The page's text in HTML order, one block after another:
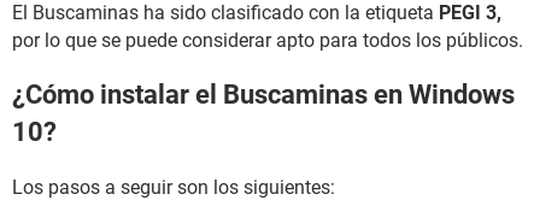
El Buscaminas ha sido clasificado con la etiqueta PEGI 3,
por lo que se puede considerar apto para todos los públicos.
¿Cómo instalar el Buscaminas en Windows
10?
Los pasos a seguir son los siguientes: